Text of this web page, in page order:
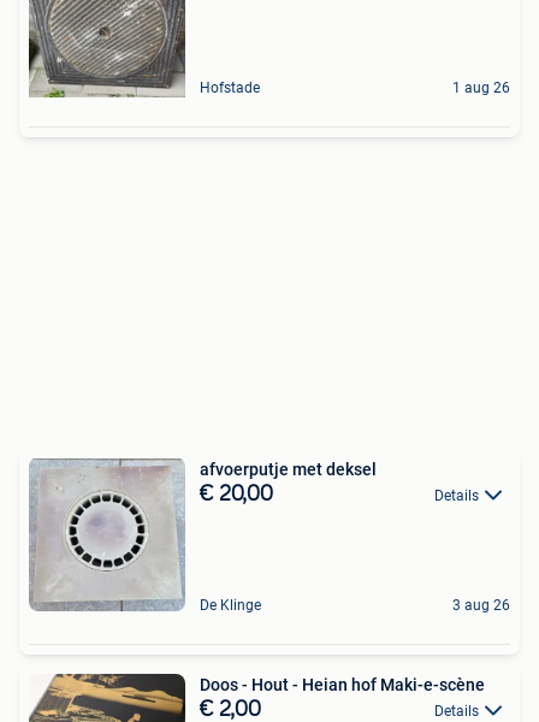
Hofstade 1 aug 26
afvoerputje met deksel
€ 20,00 Details
De Klinge 3 aug 26
Doos - Hout - Heian hof Maki-e-scène
€ 2,00 Details